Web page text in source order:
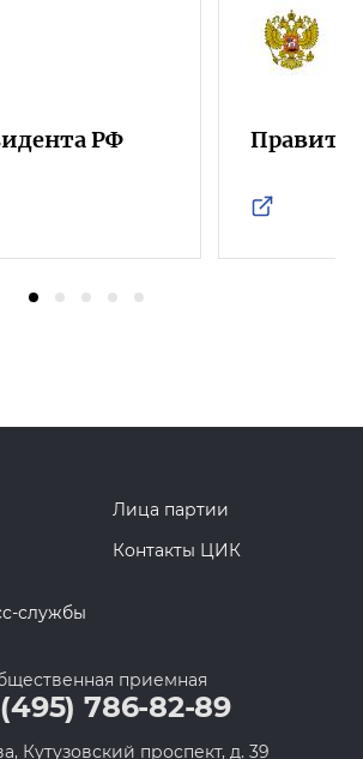
РФ
Лица партии
Контакты ЦИК
службы
приемная
786-82-89
Кутузовский проспект, д. 39